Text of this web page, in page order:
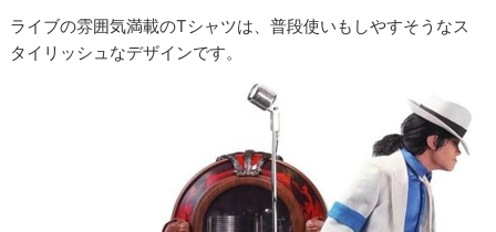
ライブの雰囲気満載のTシャツは、普段使いもしやすそうなス
タイリッシュなデザインです。